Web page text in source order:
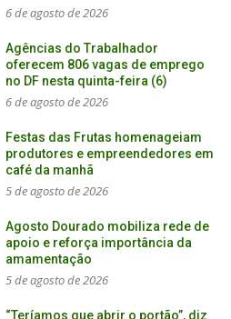
6 de agosto de 2026
Agências do Trabalhador
oferecem 806 vagas de emprego
no DF nesta quinta-feira (6)
6 de agosto de 2026
Festas das Frutas homenageiam
produtores e empreendedores em
café da manhã
5 de agosto de 2026
Agosto Dourado mobiliza rede de
apoio e reforça importância da
amamentação
5 de agosto de 2026
“Teríamos que abrir o portão”, diz